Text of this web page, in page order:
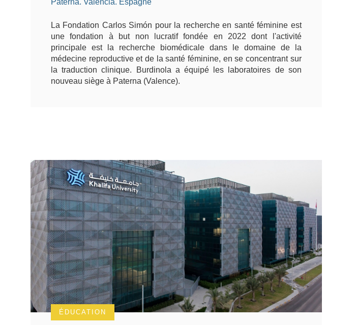
La Fondation Carlos Simón pour la recherche en santé féminine est
une fondation à but non lucratif fondée en 2022 dont l'activité
principale est la recherche biomédicale dans le domaine de la
médecine reproductive et de la santé féminine, en se concentrant sur
la traduction clinique. Burdinola a équipé les laboratoires de son
nouveau siège à Paterna (Valence).
ÉDUCATION